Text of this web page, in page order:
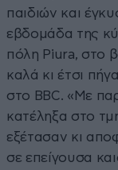
παιδιών και
εβδομάδα της
πόλη Piura, στο
καλά κι έτσι
στο BBC. «Με
κατέληξα στο
εξέτασαν κι
σε επείγουσα